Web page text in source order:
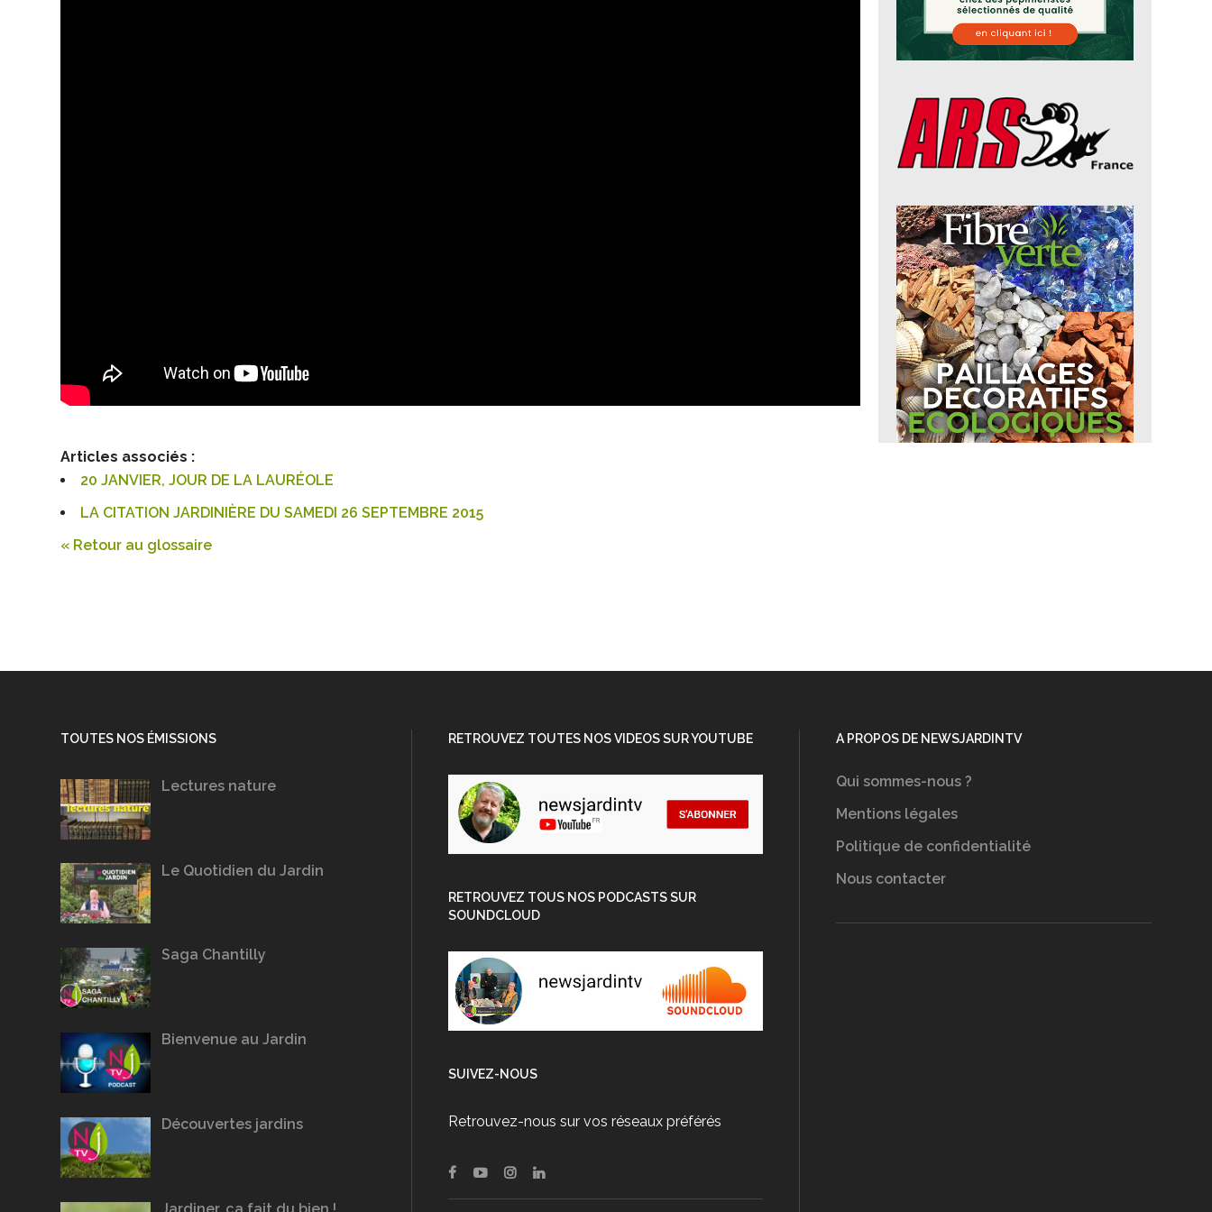
Articles associés :
20 JANVIER, JOUR DE LA LAURÉOLE
LA CITATION JARDINIÈRE DU SAMEDI 26 SEPTEMBRE 2015
« Retour au glossaire
TOUTES NOS ÉMISSIONS
Lectures nature
Le Quotidien du Jardin
Saga Chantilly
Bienvenue au Jardin
Découvertes jardins
RETROUVEZ TOUTES NOS VIDEOS SUR YOUTUBE
RETROUVEZ TOUS NOS PODCASTS SUR
SOUNDCLOUD
SUIVEZ-NOUS
Retrouvez-nous sur vos réseaux préférés
A PROPOS DE NEWSJARDINTV
Qui sommes-nous ?
Mentions légales
Politique de confidentialité
Nous contacter